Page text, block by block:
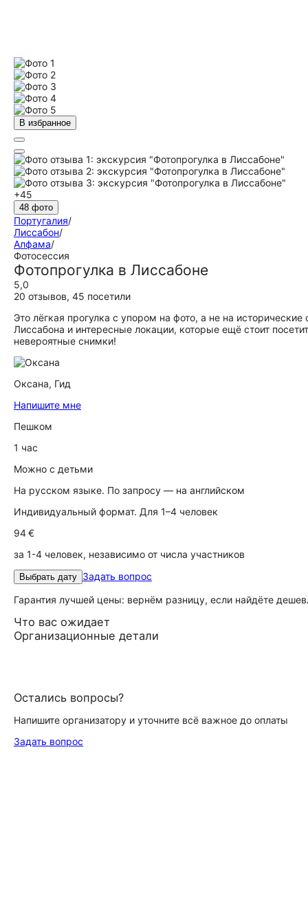
В избранное
+45
48 фото
Португалия/
Лиссабон/
Алфама/
Фотосессия
Фотопрогулка в Лиссабоне
5,0
20 отзывов, 45 посетили
Это лёгкая прогулка с упором на фото, а не на
Лиссабона и интересные локации, которые ещё стоит
невероятные снимки!
Оксана, Гид
Напишите мне
Пешком
1 час
Можно с детьми
На русском языке. По запросу — на английском
Индивидуальный формат. Для 1–4 человек
94 €
за 1-4 человек, независимо от числа участников
Выбрать дату Задать вопрос
Гарантия лучшей цены: вернём разницу, если найдёте
Что вас ожидает
Организационные детали
Остались вопросы?
Напишите организатору и уточните всё важное до оплаты
Задать вопрос